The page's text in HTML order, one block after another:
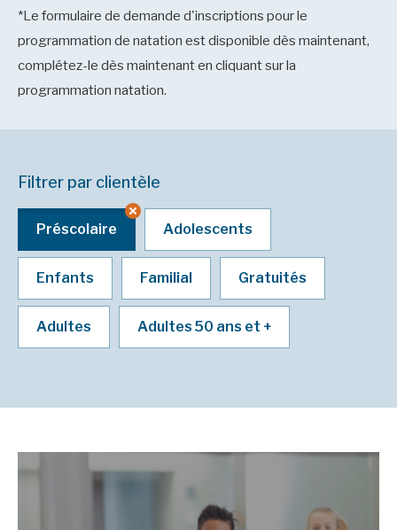
*Le formulaire de demande d'inscriptions pour le
programmation de natation est disponible dès maintenant,
complétez-le dès maintenant en cliquant sur la
programmation natation.
Filtrer par clientèle
Préscolaire Adolescents
Enfants Familial Gratuités
Adultes Adultes 50 ans et +